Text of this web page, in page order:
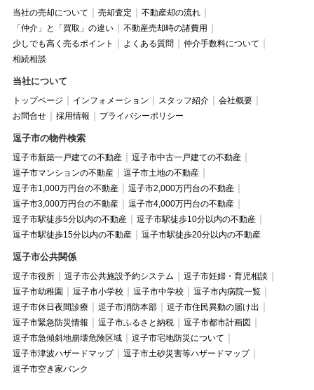
当社の売却について 売却査定
不動産却の流れ
「仲介」と「買取」の違い
不動産売却時の諸費用
少しでも高く売るポイント
よくある質問
仲介手数料について
相続相談
当社について
トップページ インフォメーション スタッフ紹介
会社概要
お問合せ
採用情報 プライバシーポリシー
逗子市の物件検索
逗子市新築一戸建ての不動産
逗子市中古一戸建ての不動産
逗子市マンションの不動産
逗子市土地の不動産
逗子市1,000万円台の不動産
逗子市2,000万円台の不動産
逗子市3,000万円台の不動産
逗子市4,000万円台の不動産
逗子市駅徒歩5分以内の不動産
逗子市駅徒歩10分以内の不動産
逗子市駅徒歩15分以内の不動産
逗子市駅徒歩20分以内の不動産
逗子市公共関係
逗子市役所 逗子市公共施設予約システム
逗子市妊婦・育児相談
逗子市幼稚園
逗子市小学校 逗子市中学校
逗子市内病院一覧
逗子市休日夜間診療
逗子市消防本部
逗子市住民異動の届け出
逗子市緊急防災情報
逗子市ふるさと納税
逗子市都市計画図
逗子市急傾斜地崩壊危険区域
逗子市宅地防災について
逗子市津波ハザードマップ
逗子市土砂災害等ハザードマップ
逗子市空き家バンク